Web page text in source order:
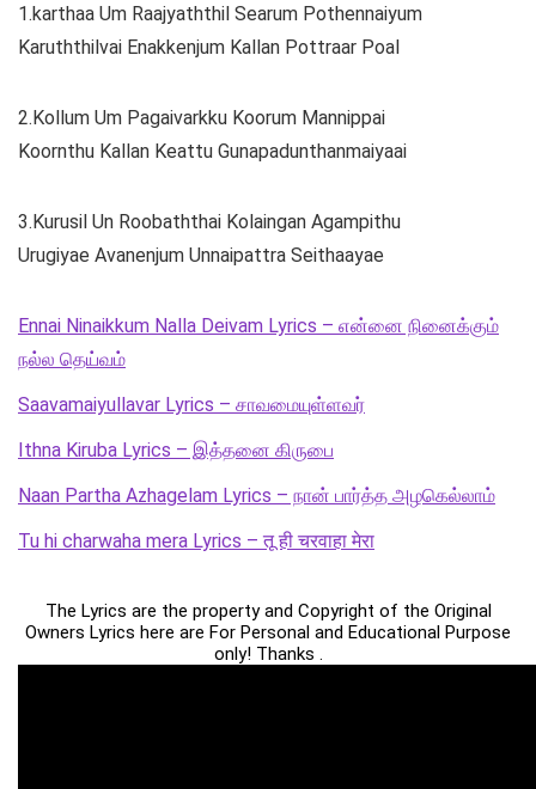
1.karthaa Um Raajyaththil Searum Pothennaiyum
Karuththilvai Enakkenjum Kallan Pottraar Poal
2.Kollum Um Pagaivarkku Koorum Mannippai
Koornthu Kallan Keattu Gunapadunthanmaiyaai
3.Kurusil Un Roobaththai Kolaingan Agampithu
Urugiyae Avanenjum Unnaipattra Seithaayae
Ennai Ninaikkum Nalla Deivam Lyrics – என்னை நினைக்கும்
நல்ல தெய்வம்
Saavamaiyullavar Lyrics – சாவமையுள்ளவர்
Ithna Kiruba Lyrics – இத்தனை கிருபை
Naan Partha Azhagelam Lyrics – நான் பார்த்த அழகெல்லாம்
Tu hi charwaha mera Lyrics – तू ही चरवाहा मेरा
The Lyrics are the property and Copyright of the Original
Owners Lyrics here are For Personal and Educational Purpose
only! Thanks .